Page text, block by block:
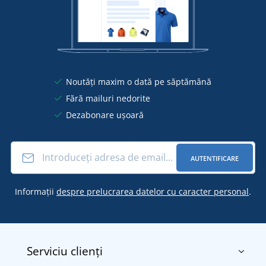
Noutăți maxim o dată pe săptămână
Fără mailuri nedorite
Dezabonare ușoară
AUTENTIFICARE
Informații despre prelucrarea datelor cu caracter personal.
Serviciu clienți